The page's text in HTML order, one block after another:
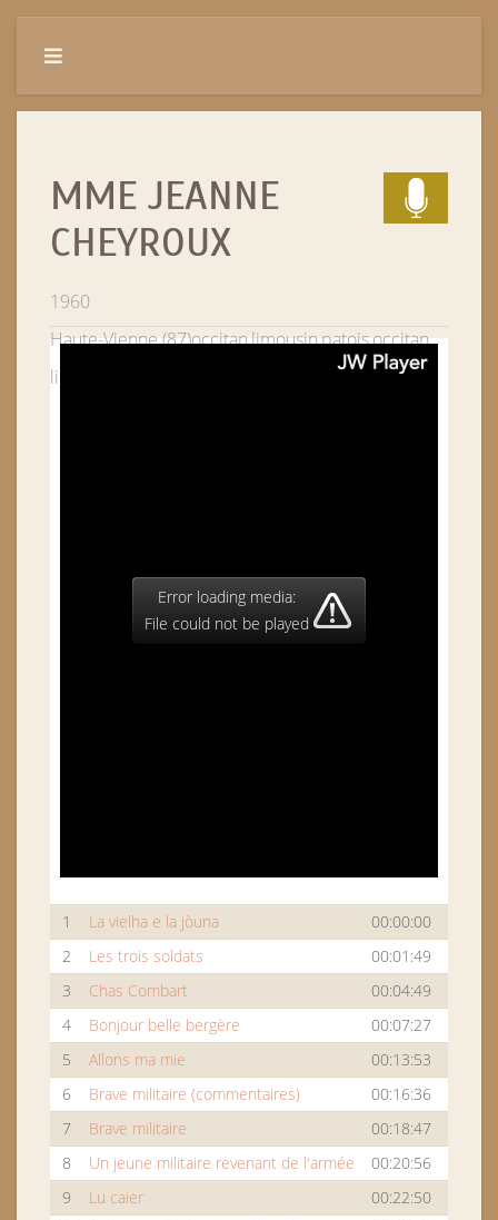
MME JEANNE
CHEYROUX
1960
Haute-Vienne (87)occitan,limousin,patois,occitan
limousin
Error loading media:
File could not be played
1 La vielha e la jòuna
00:00:00
2
Les trois soldats
00:01:49
3
Chas Combart
00:04:49
4
Bonjour belle bergère
00:07:27
5
Allons ma mie
00:13:53
6
Brave militaire (commentaires)
00:16:36
7
Brave militaire
00:18:47
8
Un jeune militaire revenant de l'armée
00:20:56
9
Lu caier
00:22:50